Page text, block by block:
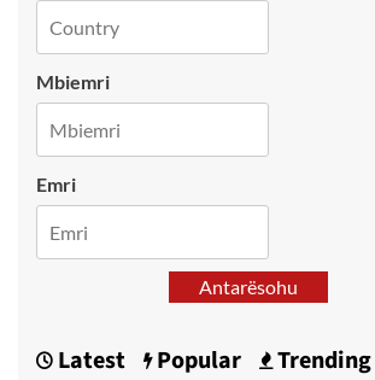
Mbiemri
Emri
Antarësohu
Latest Popular Trending